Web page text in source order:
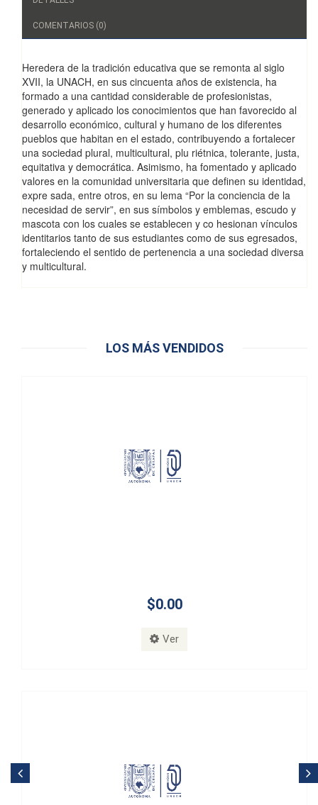
COMENTARIOS (0)
Heredera de la tradición educativa que se remonta al siglo
XVII, la UNACH, en sus cincuenta años de existencia, ha
formado a una cantidad considerable de profesionistas,
generado y aplicado los conocimientos que han favorecido al
desarrollo económico, cultural y humano de los diferentes
pueblos que habitan en el estado, contribuyendo a fortalecer
una sociedad plural, multicultural, plu riétnica, tolerante, justa,
equitativa y democrática. Asimismo, ha fomentado y aplicado
valores en la comunidad universitaria que definen su identidad,
expre sada, entre otros, en su lema “Por la conciencia de la
necesidad de servir”, en sus símbolos y emblemas, escudo y
mascota con los cuales se establecen y co hesionan vínculos
identitarios tanto de sus estudiantes como de sus egresados,
fortaleciendo el sentido de pertenencia a una sociedad diversa
y multicultural.
LOS MÁS VENDIDOS